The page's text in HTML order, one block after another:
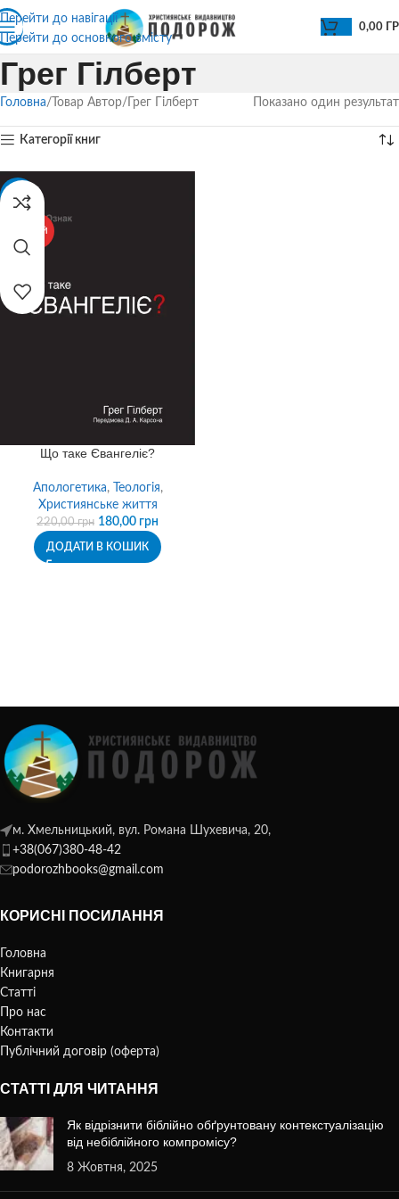
Перейти до навігації
Перейти до основного вмісту
0,00
Грег Гілберт
Головна Товар Автор Грег Гілберт Показано один результат
Категорії книг
-18%
ГАРЯЧИЙ
Що таке Євангеліє?
Апологетика, Теологія,
Християнське життя
220,00грн 180,00 грн
ДОДАТИ В КОШИК
м. Хмельницький, вул. Романа Шухевича, 20,
+38(067)380-48-42
podorozhbooks@gmail.com
КОРИСНІ ПОСИЛАННЯ
Головна
Книгарня
Статті
Про нас
Контакти
Публічний договір (оферта)
СТАТТІ ДЛЯ ЧИТАННЯ
Як відрізнити біблійно обґрунтовану контекстуалізацію
від небіблійного компромісу?
8 Жовтня, 2025